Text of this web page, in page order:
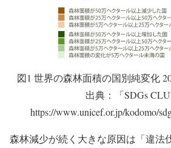
図1 世界の森林面積の国別純変化
出典：「SDGs
https://www.unicef.or.jp/kodomo/
森林減少が続く大きな原因は「違法